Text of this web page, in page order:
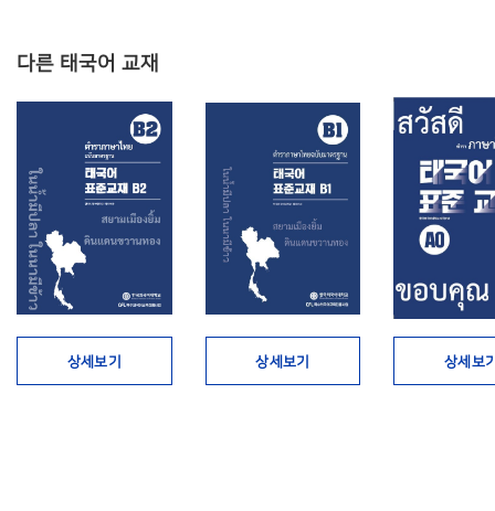
다른 태국어 교재
상세보기 상세보기 상세보